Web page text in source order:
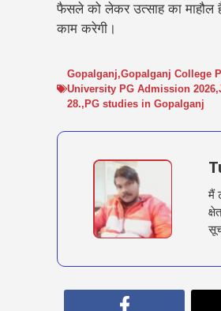
फैसले को लेकर उत्साह का माहौल
काम करेगी।
Gopalganj,Gopalganj College
University PG Admission 2026,
28., PG studies in Gopalganj
मैं